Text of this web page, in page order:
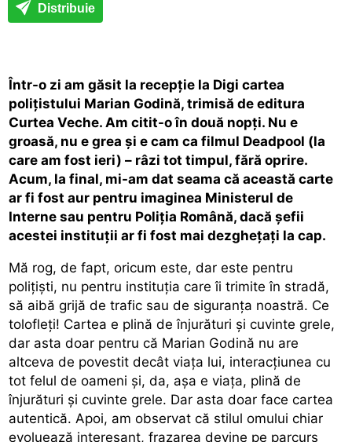
Distribuie
Într-o zi am găsit la recepție la Digi cartea
polițistului Marian Godină, trimisă de editura
Curtea Veche. Am citit-o în două nopți. Nu e
groasă, nu e grea și e cam ca filmul Deadpool (la
care am fost ieri) – râzi tot timpul, fără oprire.
Acum, la final, mi-am dat seama că această carte
ar fi fost aur pentru imaginea Ministerul de
Interne sau pentru Poliția Română, dacă șefii
acestei instituții ar fi fost mai dezghețați la cap.
Mă rog, de fapt, oricum este, dar este pentru
polițiști, nu pentru instituția care îi trimite în stradă,
să aibă grijă de trafic sau de siguranța noastră. Ce
tolofleți! Cartea e plină de înjurături și cuvinte grele,
dar asta doar pentru că Marian Godină nu are
altceva de povestit decât viața lui, interacțiunea cu
tot felul de oameni și, da, așa e viața, plină de
înjurături și cuvinte grele. Dar asta doar face cartea
autentică. Apoi, am observat că stilul omului chiar
evoluează interesant, frazarea devine pe parcurs